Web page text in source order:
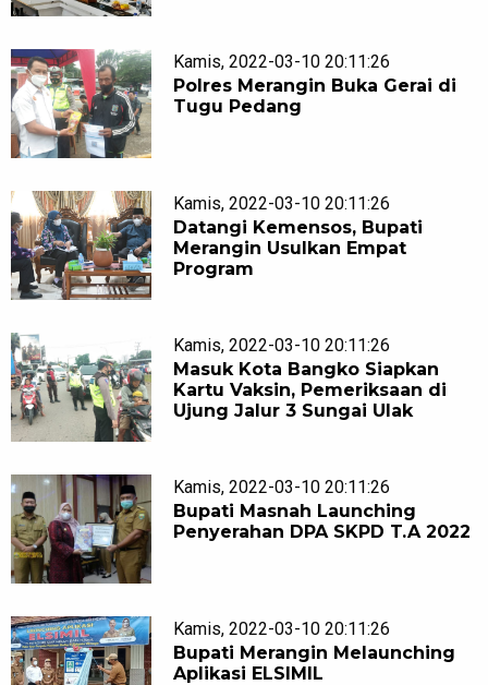
Kamis, 2022-03-10 20:11:26
Polres Merangin Buka Gerai di
Tugu Pedang
Kamis, 2022-03-10 20:11:26
Datangi Kemensos, Bupati
Merangin Usulkan Empat
Program
Kamis, 2022-03-10 20:11:26
Masuk Kota Bangko Siapkan
Kartu Vaksin, Pemeriksaan di
Ujung Jalur 3 Sungai Ulak
Kamis, 2022-03-10 20:11:26
Bupati Masnah Launching
Penyerahan DPA SKPD T.A 2022
Kamis, 2022-03-10 20:11:26
Bupati Merangin Melaunching
Aplikasi ELSIMIL